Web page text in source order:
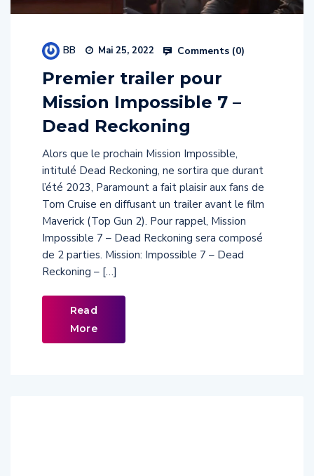
BB Mai 25, 2022 Comments (0)
Premier trailer pour
Mission Impossible 7 –
Dead Reckoning
Alors que le prochain Mission Impossible,
intitulé Dead Reckoning, ne sortira que durant
l’été 2023, Paramount a fait plaisir aux fans de
Tom Cruise en diffusant un trailer avant le film
Maverick (Top Gun 2). Pour rappel, Mission
Impossible 7 – Dead Reckoning sera composé
de 2 parties. Mission: Impossible 7 – Dead
Reckoning – […]
Read
More